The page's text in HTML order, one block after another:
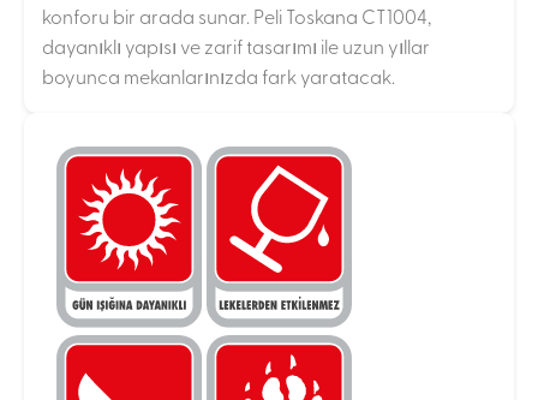
konforu bir arada sunar. Peli Toskana CT1004,
dayanıklı yapısı ve zarif tasarımı ile uzun yıllar
boyunca mekanlarınızda fark yaratacak.